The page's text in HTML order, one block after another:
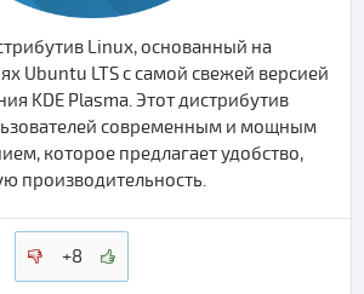
Linux, основанный на
Ubuntu LTS с самой свежей версией
KDE Plasma. Этот дистрибутив
современным и мощным
которое предлагает удобство,
производительность.
+8